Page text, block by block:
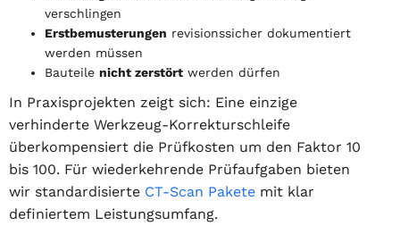
verschlingen
Erstbemusterungen revisionssicher dokumentiert
werden müssen
Bauteile nicht zerstört werden dürfen
In Praxisprojekten zeigt sich: Eine einzige
verhinderte Werkzeug-Korrekturschleife
überkompensiert die Prüfkosten um den Faktor 10
bis 100. Für wiederkehrende Prüfaufgaben bieten
wir standardisierte CT-Scan Pakete mit klar
definiertem Leistungsumfang.